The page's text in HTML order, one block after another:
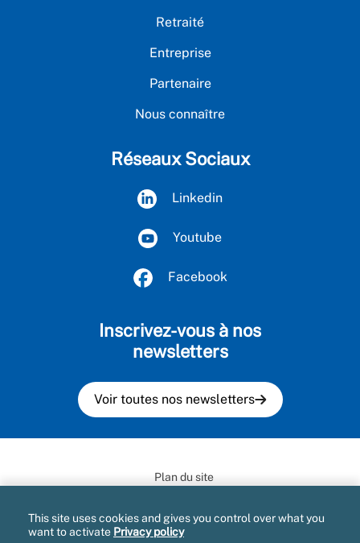
Retraité
Entreprise
Partenaire
Nous connaître
Réseaux Sociaux
Linkedin
Youtube
Facebook
Inscrivez-vous à nos
newsletters
Voir toutes nos newsletters
Plan du site
Informatique et libertés
This site uses cookies and gives you control over what you
want to activate Privacy policy